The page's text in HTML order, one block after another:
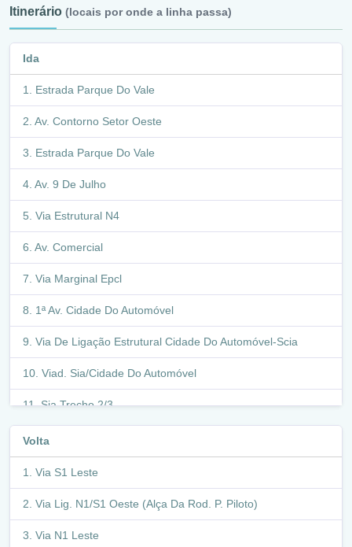
Itinerário (locais por onde a linha passa)
Ida
Estrada Parque Do Vale
Av. Contorno Setor Oeste
Estrada Parque Do Vale
Av. 9 De Julho
Via Estrutural N4
Av. Comercial
Via Marginal Epcl
1ª Av. Cidade Do Automóvel
Via De Ligação Estrutural Cidade Do Automóvel-Scia
Viad. Sia/Cidade Do Automóvel
Sia Trecho 2/3
Via Ia 1 (Feira Dos Importados)
Via Aces. À Epia
Epia - Df-003
Via S1 Oeste (Eixo Monumental)
Volta
Via S1 Leste
Via Lig. N1/S1 Oeste (Alça Da Rod. P. Piloto)
Via N1 Leste